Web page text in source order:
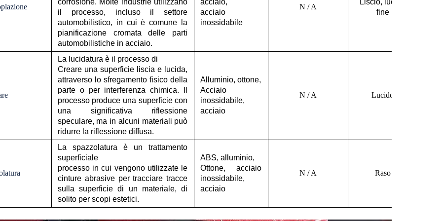
il processo, incluso il settore
automobilistico, in cui è comune la
pianificazione cromata delle parti
automobilistiche in acciaio.
acciaio
inossidabile
N / A
fine
La lucidatura è il processo di
Creare una superficie liscia e lucida,
attraverso lo sfregamento fisico della
parte o per interferenza chimica. Il
processo produce una superficie con
una significativa riflessione
speculare, ma in alcuni materiali può
ridurre la riflessione diffusa.
Alluminio, ottone,
Acciaio
inossidabile,
acciaio
N / A Lucido
La spazzolatura è un trattamento
superficiale
processo in cui vengono utilizzate le
cinture abrasive per tracciare tracce
sulla superficie di un materiale, di
solito per scopi estetici.
ABS, alluminio,
Ottone, acciaio
inossidabile,
acciaio
N / A Raso